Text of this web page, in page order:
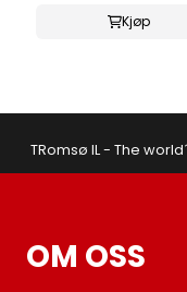
Kjøp
TRomsø IL - The
OM OSS